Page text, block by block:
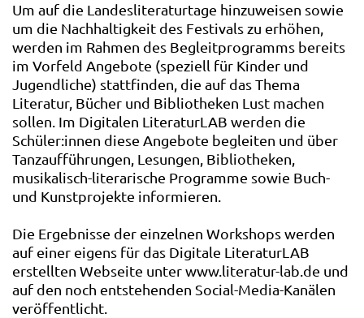
Um auf die Landesliteraturtage hinzuweisen sowie
um die Nachhaltigkeit des Festivals zu erhöhen,
werden im Rahmen des Begleitprogramms bereits
im Vorfeld Angebote (speziell für Kinder und
Jugendliche) stattfinden, die auf das Thema
Literatur, Bücher und Bibliotheken Lust machen
sollen. Im Digitalen LiteraturLAB werden die
Schüler:innen diese Angebote begleiten und über
Tanzaufführungen, Lesungen, Bibliotheken,
musikalisch-literarische Programme sowie Buch-
und Kunstprojekte informieren.
Die Ergebnisse der einzelnen Workshops werden
auf einer eigens für das Digitale LiteraturLAB
erstellten Webseite unter www.literatur-lab.de und
auf den noch entstehenden Social-Media-Kanälen
veröffentlicht.